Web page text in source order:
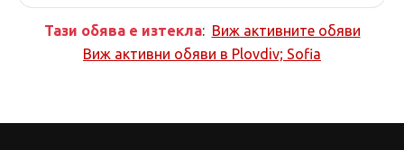
Тази обява е изтекла: Виж активните обяви
Виж активни обяви в Plovdiv; Sofia